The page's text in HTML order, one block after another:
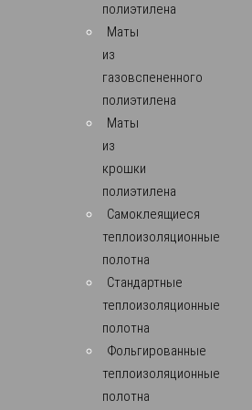
полиэтилена
Маты
из
газовспененного
полиэтилена
Маты
из
крошки
полиэтилена
Самоклеящиеся
теплоизоляционные
полотна
Стандартные
теплоизоляционные
полотна
Фольгированные
теплоизоляционные
полотна